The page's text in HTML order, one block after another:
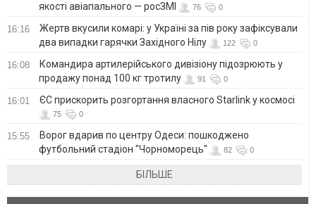
якості авіапального — росЗМІ
76 0
16:16
Жертв вкусили комарі: у Україні за пів року зафіксували
два випадки гарячки Західного Нілу
122 0
16:08
Командира артилерійського дивізіону підозрюють у
продажу понад 100 кг тротилу
91 0
16:01 ЄС прискорить розгортання власного Starlink у космосі
75 0
15:55
Ворог вдарив по центру Одеси: пошкоджено
футбольний стадіон "Чорноморець"
82 0
БІЛЬШЕ